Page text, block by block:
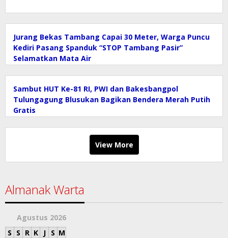
Jurang Bekas Tambang Capai 30 Meter, Warga Puncu
Kediri Pasang Spanduk “STOP Tambang Pasir”
Selamatkan Mata Air
Sambut HUT Ke-81 RI, PWI dan Bakesbangpol
Tulungagung Blusukan Bagikan Bendera Merah Putih
Gratis
View More
Almanak Warta
Agustus 2026
S S R K J S M